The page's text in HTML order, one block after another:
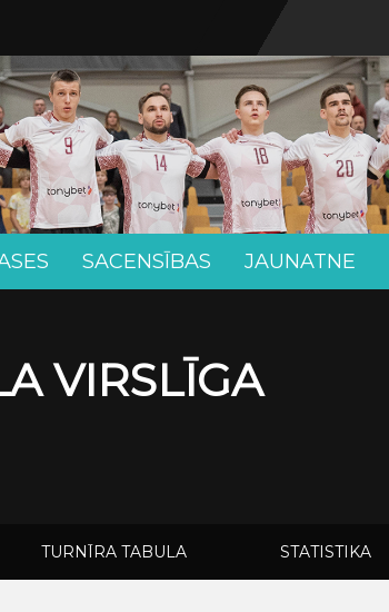
SACENSĪBAS JAUNATNE
VIRSLĪGA
TURNĪRA TABULA STATISTIKA